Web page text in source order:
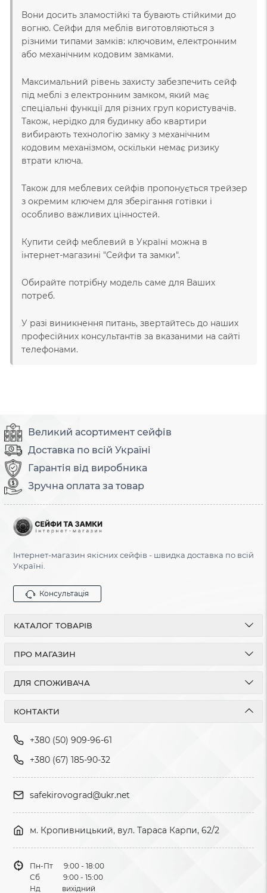
Вони досить зламостійкі та бувають стійкими до
вогню. Сейфи для меблів виготовляються з
різними типами замків: ключовим, електронним
або механічним кодовим замками.
Максимальний рівень захисту забезпечить сейф
під меблі з електронним замком, який має
спеціальні функції для різних груп користувачів.
Також, нерідко для будинку або квартири
вибирають технологію замку з механічним
кодовим механізмом, оскільки немає ризику
втрати ключа.
Також для меблевих сейфів пропонується трейзер
з окремим ключем для зберігання готівки і
особливо важливих цінностей.
Купити сейф меблевий в Україні можна в
інтернет-магазині "Сейфи та замки".
Обирайте потрібну модель саме для Ваших
потреб.
У разі виникнення питань, звертайтесь до наших
професійних консультантів за вказаними на сайті
телефонами.
Великий асортимент сейфів
Доставка по всій Україні
Гарантія від виробника
Зручна оплата за товар
Інтернет-магазин якісних сейфів - швидка доставка по всій
Україні.
Консультація
КАТАЛОГ ТОВАРІВ
ПРО МАГАЗИН
ДЛЯ СПОЖИВАЧА
КОНТАКТИ
+380 (50) 909-96-61
+380 (67) 185-90-32
safekirovograd@ukr.net
м. Кропивницький, вул. Тараса Карпи, 62/2
Пн-Пт 9:00 - 18:00
Сб 9:00 - 15:00
Нд вихідний